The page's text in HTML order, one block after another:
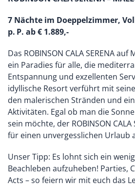
7 Nächte im Doeppelzimmer,
p. P. ab € 1.889,-
Das ROBINSON CALA SERENA
ein Paradies für alle, die
Entspannung und exzellenten
idyllische Resort verführt mit
den malerischen Stränden und
Aktivitäten. Egal ob man die
sein möchte, der ROBINSON CALA
für einen unvergesslichen Urlaub
Unser Tipp: Es lohnt sich ein
Beachleben aufzuheben! Parties,
Acts – so feiern wir mit euch das